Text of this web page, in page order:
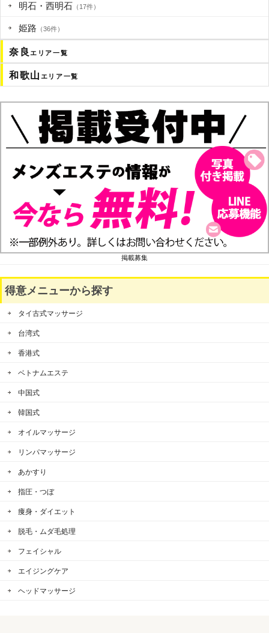
明石・西明石 （17件）
姫路 （36件）
奈良エリア一覧
和歌山 エリア一覧
掲載募集
得意メニューから探す
タイ古式マッサージ
台湾式
香港式
ベトナムエステ
中国式
韓国式
オイルマッサージ
リンパマッサージ
あかすり
指圧・つぼ
痩身・ダイエット
脱毛・ムダ毛処理
フェイシャル
エイジングケア
ヘッドマッサージ